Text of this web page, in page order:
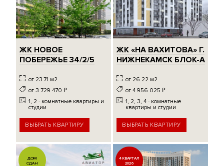
ЖК НОВОЕ
ПОБЕРЕЖЬЕ 34/2/5
от 23.71 м2
от 3 729 470 ₽
1, 2 - комнатные квартиры и
студии
ВЫБРАТЬ КВАРТИРУ
ЖК «НА ВАХИТОВА» Г.
НИЖНЕКАМСК БЛОК-А
от 26.22 м2
от 4 956 025 ₽
1, 2, 3, 4 - комнатные
квартиры и студии
ВЫБРАТЬ КВАРТИРУ
ДОМ
СДАН
4 КВАРТАЛ
2026